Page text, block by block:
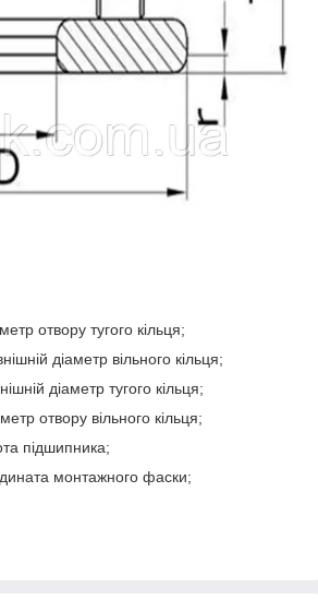
отвору тугого кільця;
діаметр вільного кільця;
діаметр тугого кільця;
отвору вільного кільця;
підшипника;
монтажного фаски;